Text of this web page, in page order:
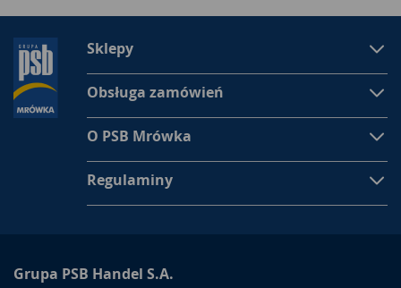
Sklepy
Obsługa zamówień
O PSB Mrówka
Regulaminy
Grupa PSB Handel S.A.